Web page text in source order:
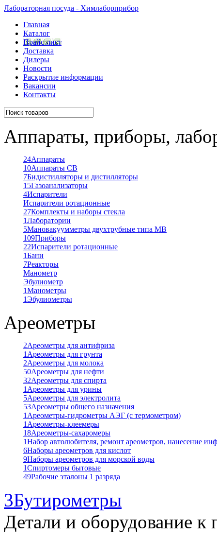
Лабораторная посуда - Химлаборприбор
Главная
Каталог
Прайс-лист
Доставка
Дилеры
Новости
Раскрытие информации
Вакансии
Контакты
Аппараты, приборы,
24Аппараты
10Аппараты СВ
7Бидистилляторы и дистилляторы
15Газоанализаторы
4Испарители
Испарители ротационные
27Комплекты и наборы стекла
1Лаборатории
5Мановакуумметры двухтрубные типа МВ
109Приборы
22Испарители ротационные
1Бани
7Реакторы
Манометр
Эбулиометр
1Манометры
1Эбулиометры
Ареометры
2Ареометры для антифриза
1 Ареометры для грунта
2Ареометры для молока
50Ареометры для нефти
32Ареометры для спирта
1 Ареометры для урины
5Ареометры для электролита
53Ареометры общего назначения
1 Ареометры-гидрометры АЭГ (с термометром)
1 Ареометры-клеемеры
18Ареометры-сахаромеры
1Набор автолюбителя, ремонт ареометров, нанесение
6Наборы ареометров для кислот
9Наборы ареометров для морской воды
1Спиртомеры бытовые
49Рабочие эталоны 1 разряда
3Бутирометры
Детали и оборудование к